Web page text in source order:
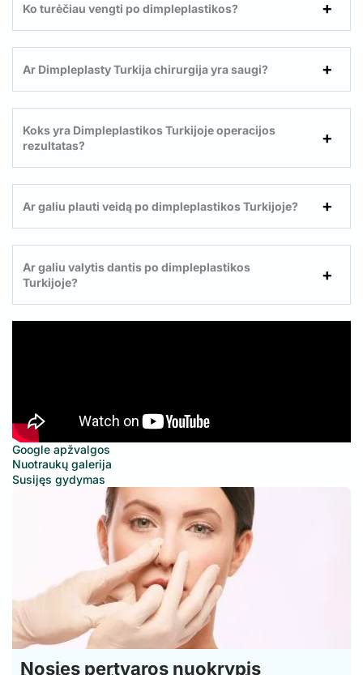
Ko turėčiau vengti po dimpleplastikos?
Ar Dimpleplasty Turkija chirurgija yra saugi?
Koks yra Dimpleplastikos Turkijoje operacijos
rezultatas?
Ar galiu plauti veidą po dimpleplastikos Turkijoje?
Ar galiu valytis dantis po dimpleplastikos
Turkijoje?
Google apžvalgos
Nuotraukų galerija
Susijęs gydymas
Nosies pertvaros nuokrypis